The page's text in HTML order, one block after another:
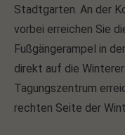
Stadtgarten. An der
vorbei erreichen Sie
Fußgängerampel in
direkt auf die
Tagungszentrum
rechten Seite der